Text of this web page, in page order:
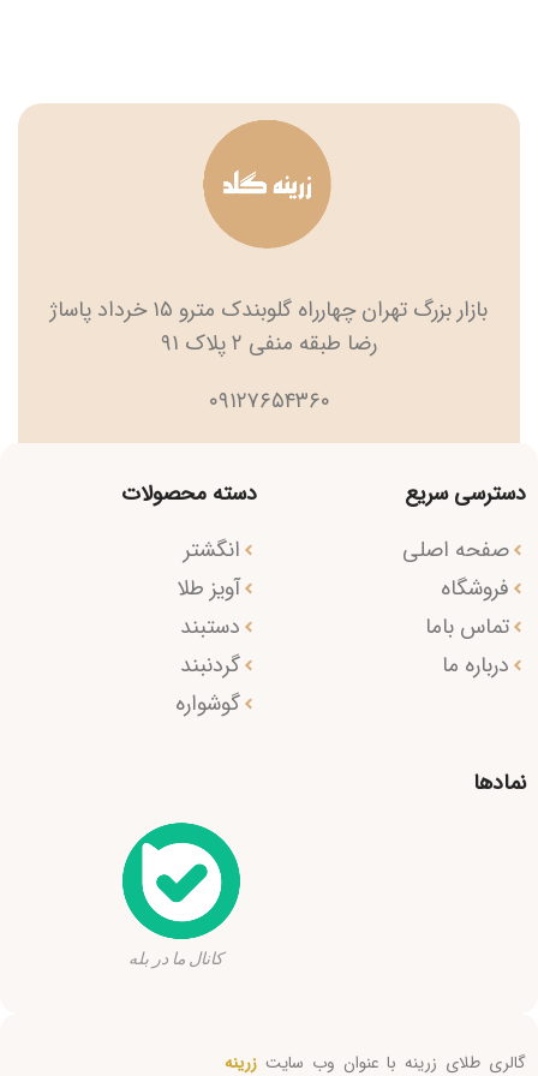
بازار بزرگ تهران چهارراه گلوبندک مترو ۱۵ خرداد پاساژ
رضا طبقه منفی ۲ پلاک ۹۱
۰۹۱۲۷۶۵۴۳۶۰
دسترسی سریع
صفحه اصلی
فروشگاه
تماس باما
درباره ما
دسته محصولات
انگشتر
آویز طلا
دستبند
گردنبند
گوشواره
نمادها
کانال ما در بله
گالری طلای زرینه با عنوان وب سایت زرینه